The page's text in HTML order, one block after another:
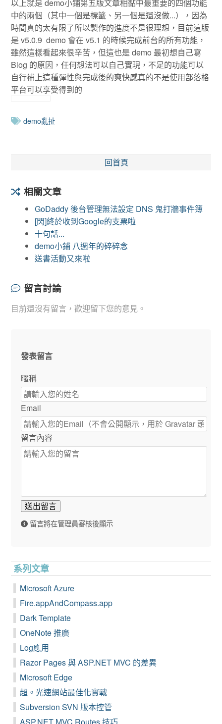
以上就是 demo小鋪第五版文章相黏中最重要的四個功能
中的兩個（其中一個是標籤、另一個是還沒做...），因為
時間真的太有限了所以製作的進度不是很理想，目前這版
是 v5.0.9 demo 會在 v5.1 的時候完成前台的所有功能，
雖然這樣看起來很辛苦，但這也是 demo 最初想自己寫
Blog 的原因，任何想法可以自己實現，不足的功能可以
自行補上這種彈性與完成後的爽快感真的不是使用部落格
平台可以享受得到的
demo亂扯
回首頁
相關文章
GoDaddy 後台管理無法設定 DNS 鬼打牆事件簿
[閃]終於收到Google的支票啦
十句話...
demo小鋪 八週年的碎碎念
送書活動又來啦
留言討論
目前還沒有留言，歡迎留下您的意見。
發表留言
暱稱
Email
留言內容
送出留言
留言將在管理員審核後顯示
系列文章
Microsoft Azure
Fire.appAndCompass.app
Dark Template
OneNote 推廣
Log應用
Razor Pages 與 ASP.NET MVC 的差異
Microsoft Edge
超。光速網站最佳化實戰
Subversion SVN 版本控管
ASP.NET MVC Routes 技巧